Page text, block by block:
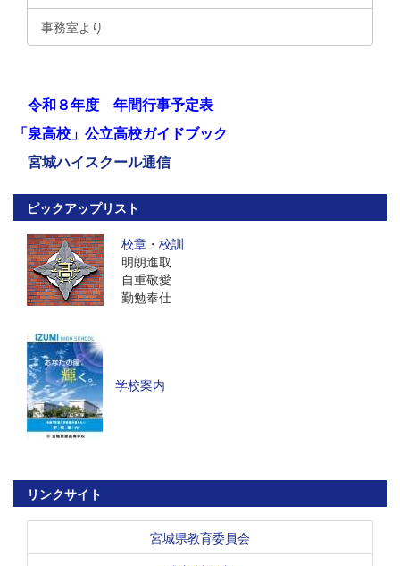
事務室より
令和８年度 年間行事予定表
「泉高校」公立高校ガイドブック
宮城ハイスクール通信
ピックアップリスト
校章 ・ 校訓
明朗進取
自重敬愛
勤勉奉仕
学校案内
リンクサイト
宮城県教育委員会